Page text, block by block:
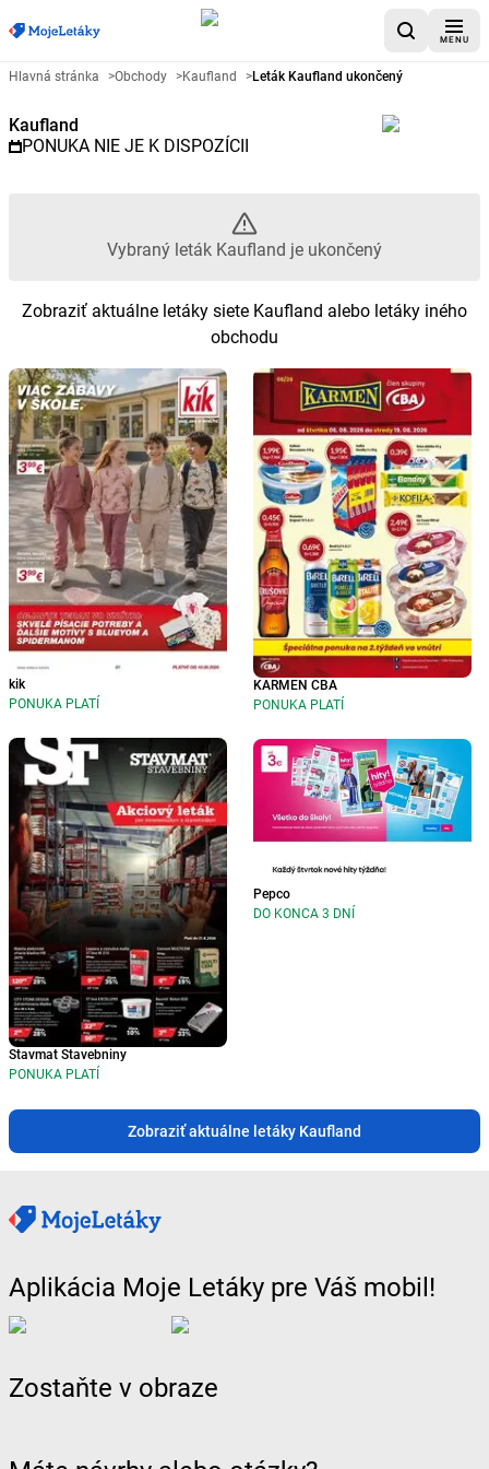
MENU
Reklamný leták Kaufland -
Hlavná stránka >Obchody >Kaufland >Leták Kaufland ukončený
Kaufland
PONUKA NIE JE K DISPOZÍCII
Vybraný leták Kaufland je ukončený
Zobraziť aktuálne letáky siete Kaufland alebo letáky iného
obchodu
kik
PONUKA PLATÍ
Stavmat Stavebniny
PONUKA PLATÍ
KARMEN CBA
PONUKA PLATÍ
Pepco
DO KONCA 3 DNÍ
Zobraziť aktuálne letáky Kaufland
Aplikácia Moje Letáky pre Váš mobil!
Zostaňte v obraze